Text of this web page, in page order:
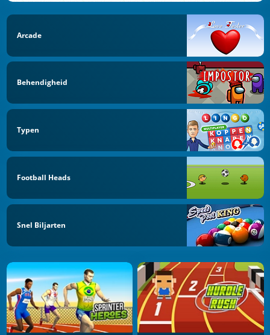
Arcade
Behendigheid
Typen
Football Heads
Snel Biljarten